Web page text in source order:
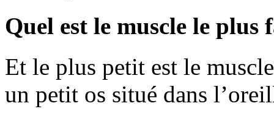
Quel est le muscle le
Et le plus petit est le
un petit os situé dans